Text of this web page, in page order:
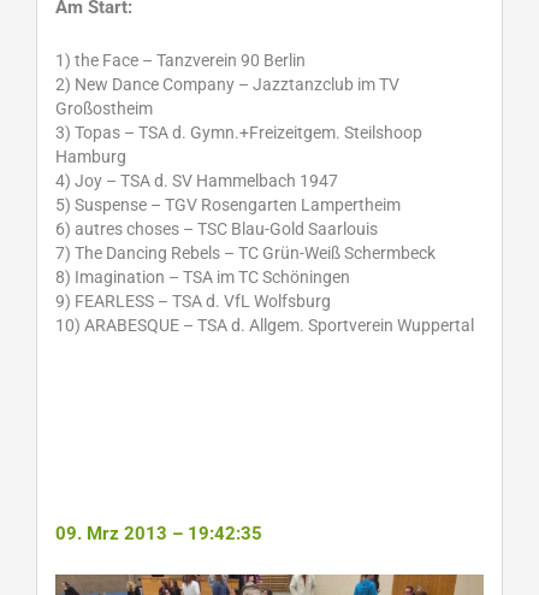
Am Start:
1) the Face – Tanzverein 90 Berlin
2) New Dance Company – Jazztanzclub im TV
Großostheim
3) Topas – TSA d. Gymn.+Freizeitgem. Steilshoop
Hamburg
4) Joy – TSA d. SV Hammelbach 1947
5) Suspense – TGV Rosengarten Lampertheim
6) autres choses – TSC Blau-Gold Saarlouis
7) The Dancing Rebels – TC Grün-Weiß Schermbeck
8) Imagination – TSA im TC Schöningen
9) FEARLESS – TSA d. VfL Wolfsburg
10) ARABESQUE – TSA d. Allgem. Sportverein Wuppertal
09. Mrz 2013 – 19:42:35